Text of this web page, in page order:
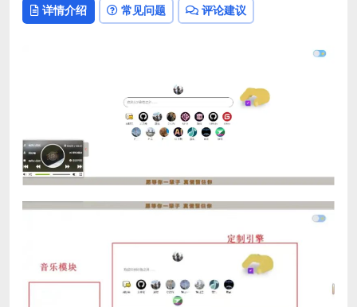
详情介绍 常见问题 评论建议